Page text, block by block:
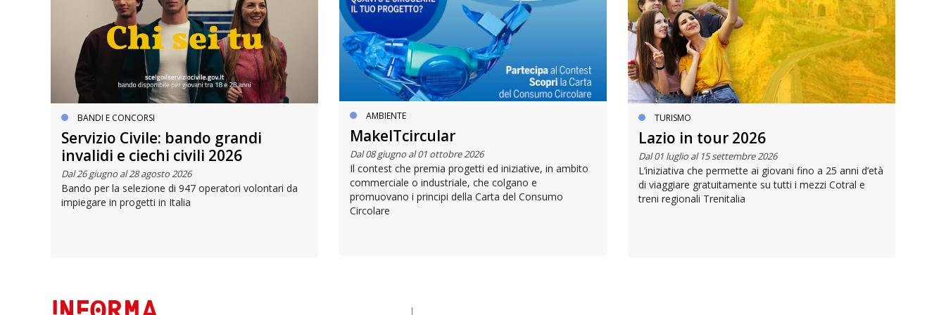
BANDI E CONCORSI
Servizio Civile: bando grandi
invalidi e ciechi civili 2026
Dal 26 giugno al 28 agosto 2026
Bando per la selezione di 947 operatori volontari da
impiegare in progetti in Italia
AMBIENTE
MakeITcircular
Dal 08 giugno al 01 ottobre 2026
Il contest che premia progetti ed iniziative, in ambito
commerciale o industriale, che colgano e
promuovano i principi della Carta del Consumo
Circolare
TURISMO
Lazio in tour 2026
Dal 01 luglio al 15 settembre 2026
L’iniziativa che permette ai giovani fino a 25 anni d’età
di viaggiare gratuitamente su tutti i mezzi Cotral e
treni regionali Trenitalia